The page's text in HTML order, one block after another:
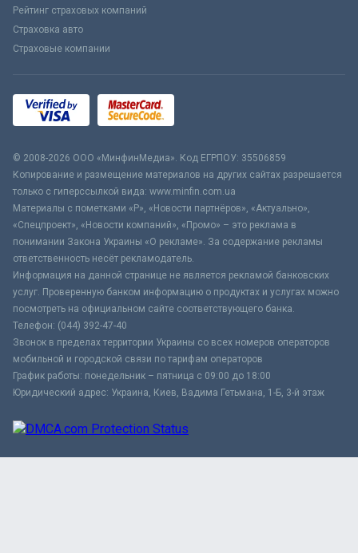
Рейтинг страховых компаний
Страховка авто
Страховые компании
© 2008-2026 ООО «МинфинМедиа». Код ЕГРПОУ: 35506859
Копирование и размещение материалов на других сайтах разрешается
только с гиперссылкой вида: www.minfin.com.ua
Материалы с пометками «Р», «Новости партнёров», «Актуально»,
«Спецпроект», «Новости компаний», «Промо» – это реклама в
понимании Закона Украины «О рекламе». За содержание рекламы
ответственность несёт рекламодатель.
Информация на данной странице не является рекламой банковских
услуг. Проверенную банком информацию о продуктах и услугах можно
посмотреть на официальном сайте соответствующего банка.
Телефон: (044) 392-47-40
Звонок в пределах территории Украины со всех номеров операторов
мобильной и городской связи по тарифам операторов
График работы: понедельник – пятница с 09:00 до 18:00
Юридический адрес: Украина, Киев, Вадима Гетьмана, 1-Б, 3-й этаж